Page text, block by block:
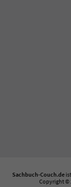
Sachbuch-Couch.de
Copyright ©